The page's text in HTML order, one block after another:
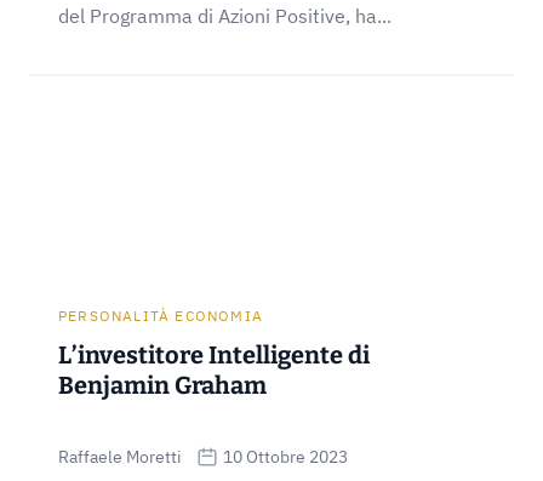
del Programma di Azioni Positive, ha...
PERSONALITÀ ECONOMIA
L’investitore Intelligente di
Benjamin Graham
Raffaele Moretti 10 Ottobre 2023